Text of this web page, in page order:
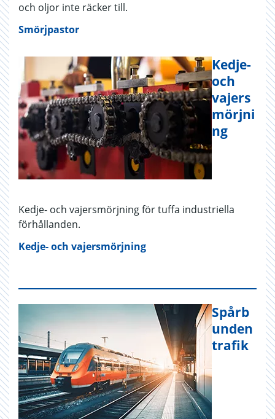
och oljor inte räcker till.
Smörjpastor
Kedje-
och
vajers
mörjni
ng
Kedje- och vajersmörjning för tuffa industriella
förhållanden.
Kedje- och vajersmörjning
Spårb
unden
trafik